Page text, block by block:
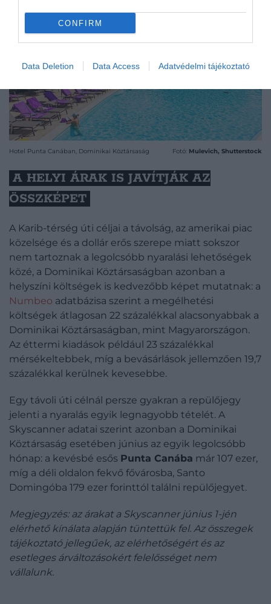
CONFIRM
Data Deletion Data Access Adatvédelmi tájékoztató
Hotel Punta Canában, Dominikai Köztársaság Fotó: Mulevich, Shutterstock
A HELYI ÁRAK IS JAVÍTJÁK AZ
ÖSSZKÉPET
A Karib-térség úti céljai a távolság, az amerikai piac
közelsége és a dollár erős szerepe miatt sokszor
nem tartoznak a legolcsóbb nyaralási lehetőségek
közé, a Dominikai Köztársaságban azonban a
helyszíni költségek is kedvezőbb képet mutatnak: a
Numbeo adatbázisa szerint a megélhetési
költségek átlagosan 22 százalékkal alacsonyabbak a
Dominikai Köztársaságban, mint Magyarországon.
Az éttermi kiadások például 23 százalékkal
mérsékeltebbek, míg a bevásárlások jellemzően 19,7
százalékkal kerülnek kevesebbe.
Egy távoli úti célnál persze gyakran a repülőjegy
jelenti a nyaralás egyik legnagyobb tételét. A
Skyscanner adatai szerint azonban a Dominikai
Köztársaság esetében június az egyik legolcsóbb
hónap: a kevésbé esős Punta Canába már 107 ezer,
míg a déli oldalon fekvő fővárosba, Santo
Domingóba 179 ezer forinttól találni repülőjegyet.
Megjegyzés: az árakat a Skyscanner június 1-jén
elérhető kínálata alapján tüntettük fel. Az összegek
tájékoztató jellegűek, az elérhetőségért és az
esetleges árváltozásokért felelősséget nem
vállalunk.